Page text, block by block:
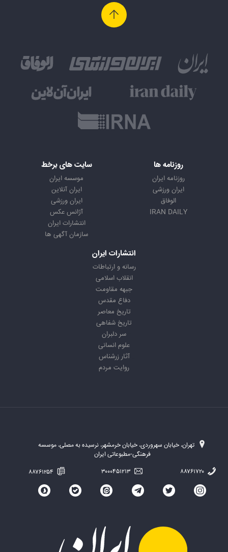
روزنامه ها
روزنامه ایران
ایران ورزشی
الوفاق
IRAN DAILY
سایت های برخط
موسسه ایران
ایران آنلاین
ایران ورزشی
آژانس عکس
انتشارات ایران
سازمان آگهی ها
انتشارات ایران
رسانه و ارتباطات
انقلاب اسلامی
جبهه مقاومت
دفاع مقدس
تاریخ معاصر
تاریخ شفاهی
سر دلبران
علوم انسانی
آثار زرشناس
روایت مردم
تهران، خیابان سهروردی، خیابان خرمشهر، نرسیده به مصلی، موسسه
فرهنگی-مطبوعاتی ایران